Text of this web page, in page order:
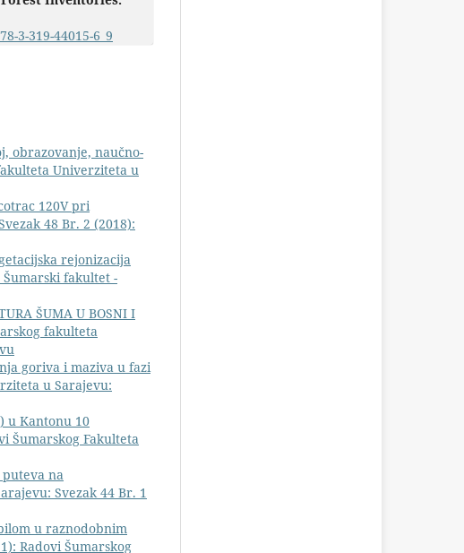
3-319-44015-6_9
obrazovanje, naučno-
Univerziteta u
120V pri
48 Br. 2 (2018):
rejonizacija
Šumarski fakultet -
ŠUMA U BOSNI I
fakulteta
goriva i maziva u fazi
u Sarajevu:
u Kantonu 10
Šumarskog Fakulteta
na
Svezak 44 Br. 1
u raznodobnim
Radovi Šumarskog